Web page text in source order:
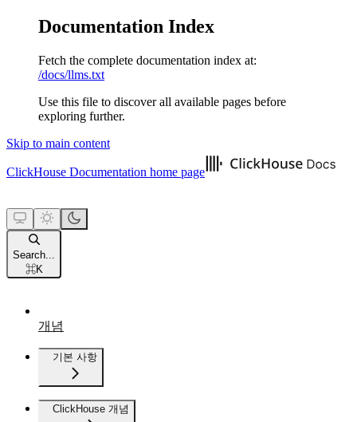
Documentation Index
Fetch the complete documentation index at:
/docs/llms.txt
Use this file to discover all available pages before
exploring further.
Skip to main content
ClickHouse Documentation home page
Search...
⌘K
개념
기본 사항
ClickHouse 개념